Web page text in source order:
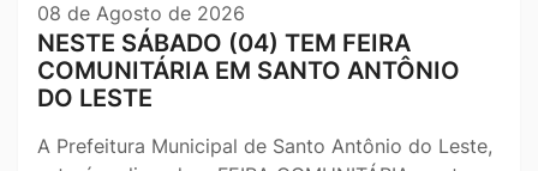
08 de Agosto de 2026
NESTE SÁBADO (04) TEM FEIRA
COMUNITÁRIA EM SANTO ANTÔNIO
DO LESTE
A Prefeitura Municipal de Santo Antônio do Leste,